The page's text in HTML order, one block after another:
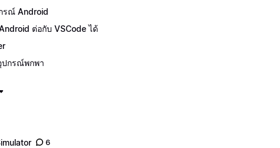
รณ์ Android
ต่อกับ VSCode ได้
ปกรณ์พกพา
6